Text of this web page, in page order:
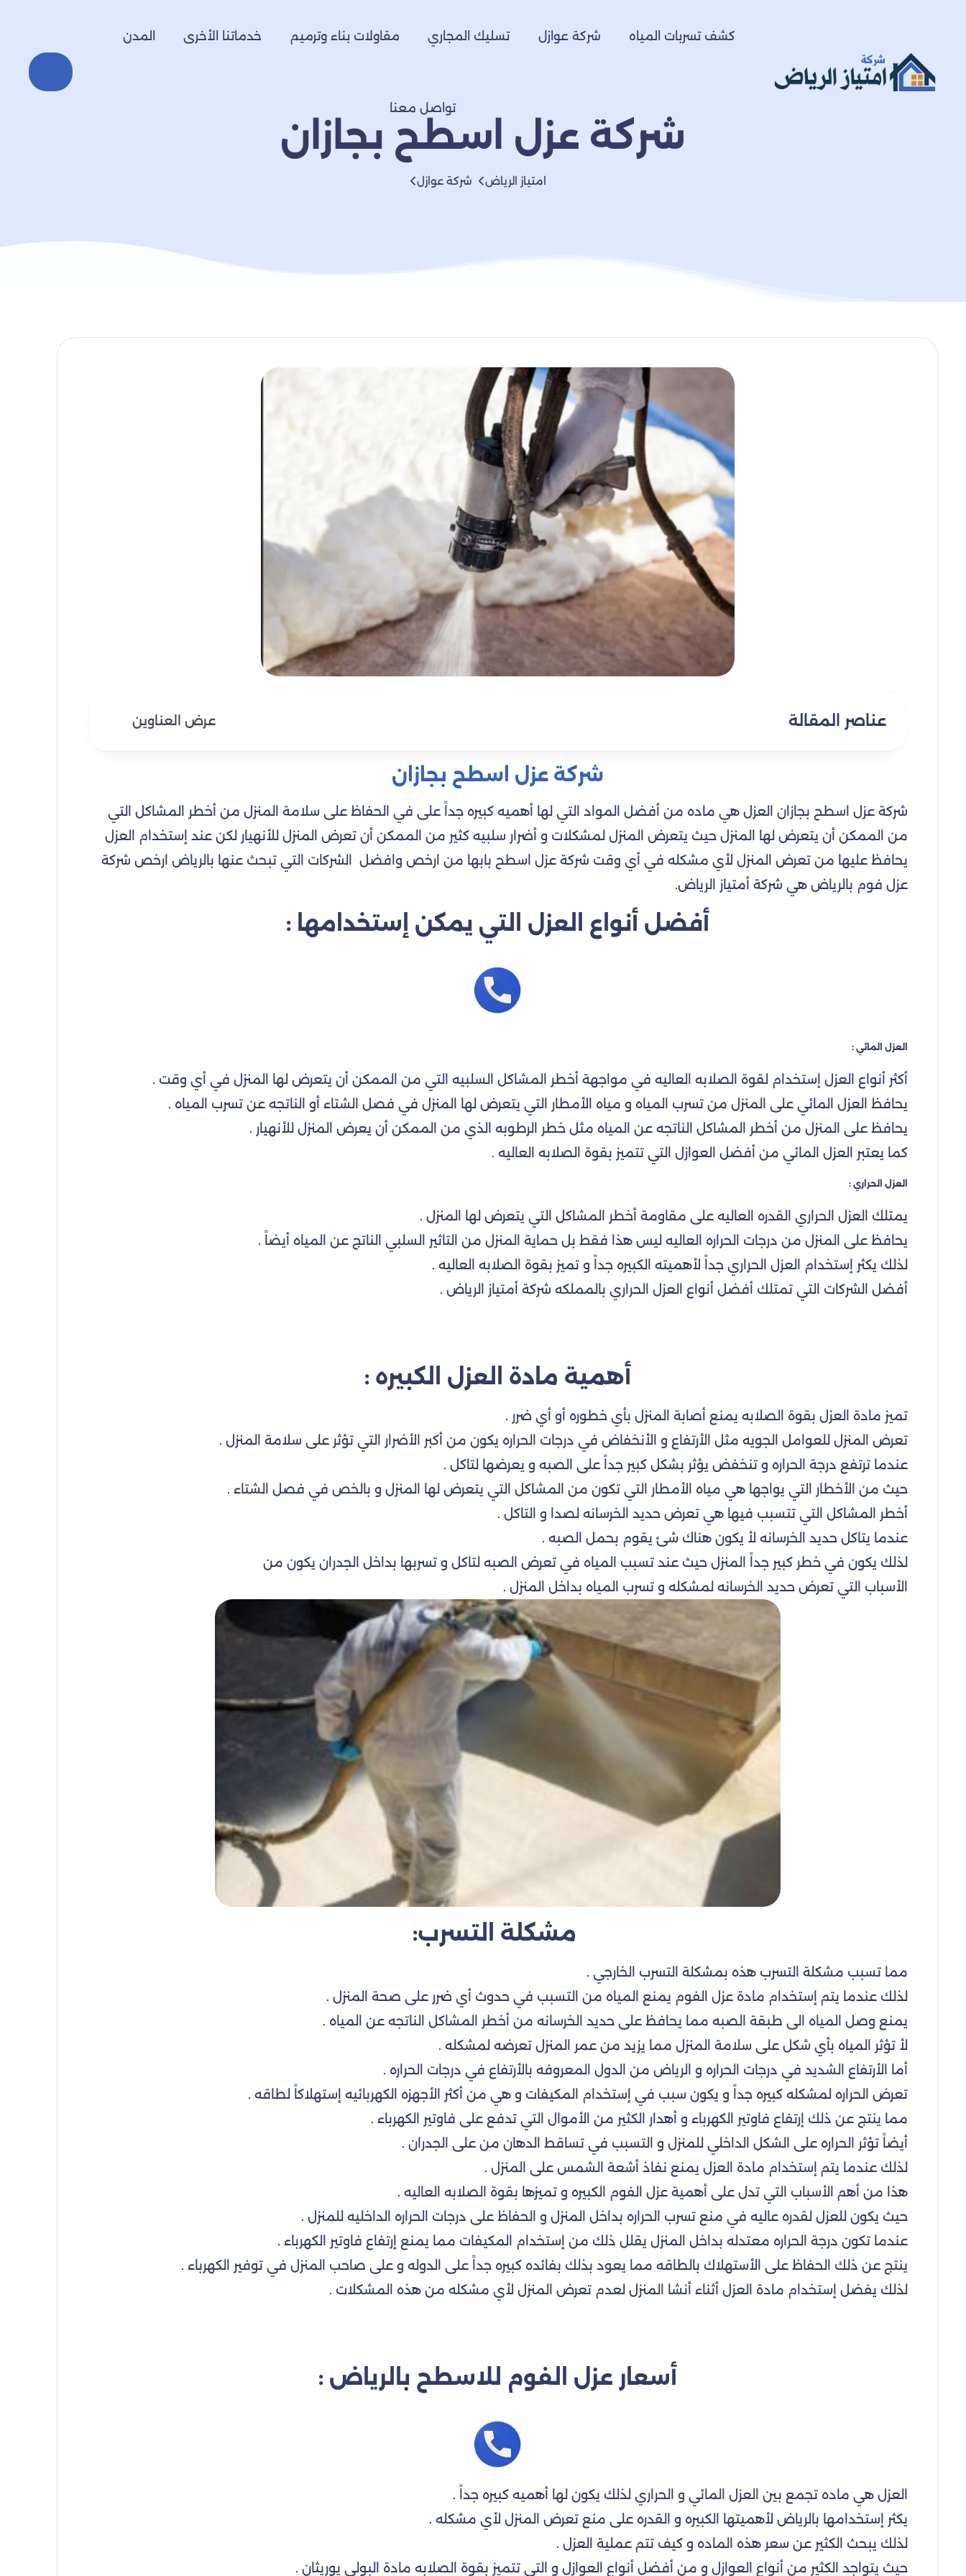
كشف تسربات المياه شركة عوازل تسليك المجاري مقاولات بناء وترميم خدماتنا الأخرى المدن
تواصل معنا
شركة عزل اسطح بجازان
امتياز الرياض شركة عوازل
عناصر المقالة عرض العناوين
شركة عزل اسطح بجازان
شركة عزل اسطح بجازان العزل هي ماده من أفضل المواد التي لها أهميه كبيره جداً على في الحفاظ على سلامة المنزل من أخطر المشاكل التي
من الممكن أن يتعرض لها المنزل حيث يتعرض المنزل لمشكلات و أضرار سلبيه كثير من الممكن أن تعرض المنزل للأنهيار لكن عند إستخدام العزل
يحافظ عليها من تعرض المنزل لأي مشكله في أي وقت شركة عزل اسطح بابها من ارخص وافضل الشركات التي تبحث عنها بالرياض ارخص شركة
عزل فوم بالرياض هي شركة أمتياز الرياض.
أفضل أنواع العزل التي يمكن إستخدامها :
العزل المائي :
أكثر أنواع العزل إستخدام لقوة الصلابه العاليه في مواجهة أخطر المشاكل السلبيه التي من الممكن أن يتعرض لها المنزل في أي وقت .
يحافظ العزل المائي على المنزل من تسرب المياه و مياه الأمطار التي يتعرض لها المنزل في فصل الشتاء أو الناتجه عن تسرب المياه .
يحافظ على المنزل من أخطر المشاكل الناتجه عن المياه مثل خطر الرطوبه الذي من الممكن أن يعرض المنزل للأنهيار .
كما يعتبر العزل المائي من أفضل العوازل التي تتميز بقوة الصلابه العاليه .
العزل الحراري :
يمتلك العزل الحراري القدره العاليه على مقاومة أخطر المشاكل التي يتعرض لها المنزل .
يحافظ على المنزل من درجات الحراره العاليه ليس هذا فقط بل حماية المنزل من التاثير السلبي الناتج عن المياه أيضاً .
لذلك يكثر إستخدام العزل الحراري جداً لأهميته الكبيره جداً و تميز بقوة الصلابه العاليه .
أفضل الشركات التي تمتلك أفضل أنواع العزل الحراري بالمملكه شركة أمتياز الرياض .
أهمية مادة العزل الكبيره :
تميز مادة العزل بقوة الصلابه يمنع أصابة المنزل بأي خطوره أو أي ضرر .
تعرض المنزل للعوامل الجويه مثل الأرتفاع و الأنخفاض في درجات الحراره يكون من أكبر الأضرار التي تؤثر على سلامة المنزل .
عندما ترتفع درجة الحراره و تنخفض يؤثر بشكل كبير جداً على الصبه و يعرضها لتاكل .
حيث من الأخطار التي يواجها هي مياه الأمطار التي تكون من المشاكل التي يتعرض لها المنزل و بالخص في فصل الشتاء .
أخطر المشاكل التي تتسبب فيها هي تعرض حديد الخرسانه لصدا و التاكل .
عندما يتاكل حديد الخرسانه لأ يكون هناك شئ يقوم بحمل الصبه .
لذلك يكون في خطر كبير جداً المنزل حيث عند تسبب المياه في تعرض الصبه لتاكل و تسربها بداخل الجدران يكون من
الأسباب التي تعرض حديد الخرسانه لمشكله و تسرب المياه بداخل المنزل .
مشكلة التسرب:
مما تسبب مشكلة التسرب هذه بمشكلة التسرب الخارجي .
لذلك عندما يتم إستخدام مادة عزل الفوم يمنع المياه من التسبب في حدوث أي ضرر على صحة المنزل .
يمنع وصل المياه الى طبقة الصبه مما يحافظ على حديد الخرسانه من أخطر المشاكل الناتجه عن المياه .
لأ تؤثر المياه بأي شكل على سلامة المنزل مما يزيد من عمر المنزل تعرضه لمشكله .
أما الأرتفاع الشديد في درجات الحراره و الرياض من الدول المعروفه بالأرتفاع في درجات الحراره .
تعرض الحراره لمشكله كبيره جداً و يكون سبب في إستخدام المكيفات و هي من أكثر الأجهزه الكهربائيه إستهلاكاً لطاقه .
مما ينتج عن ذلك إرتفاع فاوتير الكهرباء و أهدار الكثير من الأموال التي تدفع على فاوتير الكهرباء .
أيضاً تؤثر الحراره على الشكل الداخلي للمنزل و التسبب في تساقط الدهان من على الجدران .
لذلك عندما يتم إستخدام مادة العزل يمنع نفاذ أشعة الشمس على المنزل .
هذا من أهم الأسباب التي تدل على أهمية عزل الفوم الكبيره و تميزها بقوة الصلابه العاليه .
حيث يكون للعزل لقدره عاليه في منع تسرب الحراره بداخل المنزل و الحفاظ على درجات الحراره الداخليه للمنزل .
عندما تكون درجة الحراره معتدله بداخل المنزل يقلل ذلك من إستخدام المكيفات مما يمنع إرتفاع فاوتير الكهرباء .
ينتج عن ذلك الحفاظ على الأستهلاك بالطاقه مما يعود بذلك بفائده كبيره جداً على الدوله و على صاحب المنزل في توفير الكهرباء .
لذلك يفضل إستخدام مادة العزل أثناء أنشا المنزل لعدم تعرض المنزل لأي مشكله من هذه المشكلات .
أسعار عزل الفوم للاسطح بالرياض :
العزل هي ماده تجمع بين العزل المائي و الحراري لذلك يكون لها أهميه كبيره جداً .
يكثر إستخدامها بالرياض لأهميتها الكبيره و القدره على منع تعرض المنزل لأي مشكله .
لذلك يبحث الكثير عن سعر هذه الماده و كيف تتم عملية العزل .
حيث يتواجد الكثير من أنواع العوازل و من أفضل أنواع العوازل و التي تتميز بقوة الصلابه مادة البولي يوريثان .